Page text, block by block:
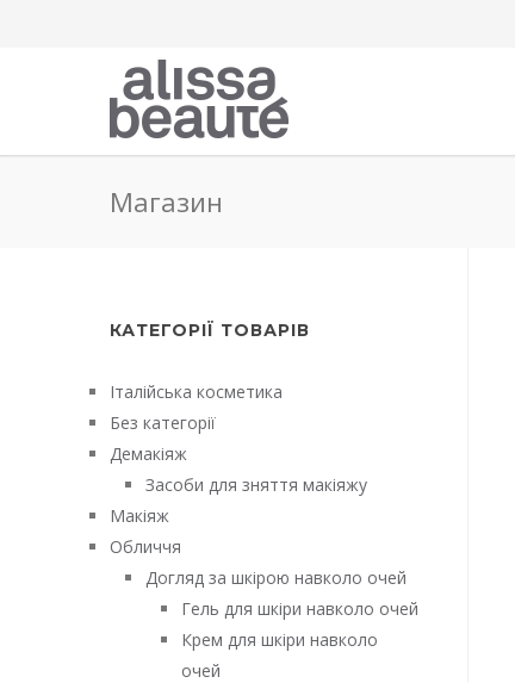
Магазин
КАТЕГОРІЇ ТОВАРІВ
Італійська косметика
Без категорії
Демакіяж
Засоби для зняття макіяжу
Макіяж
Обличчя
Догляд за шкірою навколо очей
Гель для шкіри навколо очей
Крем для шкіри навколо
очей